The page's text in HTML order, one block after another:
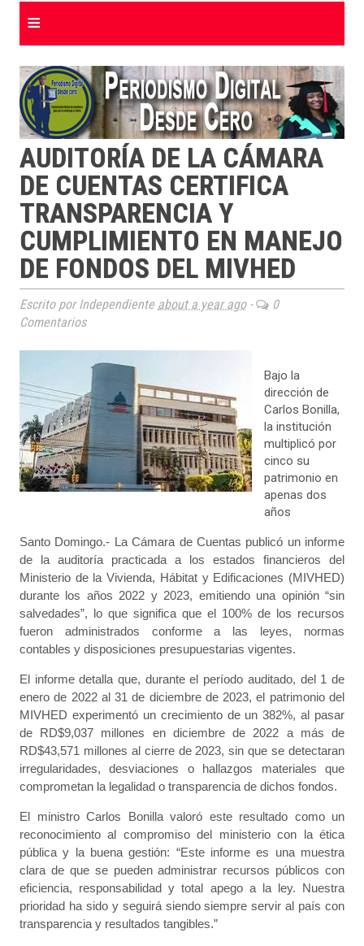
≡
AUDITORÍA DE LA CÁMARA
DE CUENTAS CERTIFICA
TRANSPARENCIA Y
CUMPLIMIENTO EN MANEJO
DE FONDOS DEL MIVHED
Escrito por Independiente about a year ago-
0
Comentarios
Bajo la
dirección de
Carlos Bonilla,
la institución
multiplicó por
cinco su
patrimonio en
apenas dos
años
Santo Domingo.- La Cámara de Cuentas publicó un informe
de la auditoría practicada a los estados financieros del
Ministerio de la Vivienda, Hábitat y Edificaciones (MIVHED)
durante los años 2022 y 2023, emitiendo una opinión “sin
salvedades”, lo que significa que el 100% de los recursos
fueron administrados conforme a las leyes, normas
contables y disposiciones presupuestarias vigentes.
El informe detalla que, durante el período auditado, del 1 de
enero de 2022 al 31 de diciembre de 2023, el patrimonio del
MIVHED experimentó un crecimiento de un 382%, al pasar
de RD$9,037 millones en diciembre de 2022 a más de
RD$43,571 millones al cierre de 2023, sin que se detectaran
irregularidades, desviaciones o hallazgos materiales que
comprometan la legalidad o transparencia de dichos fondos.
El ministro Carlos Bonilla valoró este resultado como un
reconocimiento al compromiso del ministerio con la ética
pública y la buena gestión: “Este informe es una muestra
clara de que se pueden administrar recursos públicos con
eficiencia, responsabilidad y total apego a la ley. Nuestra
prioridad ha sido y seguirá siendo siempre servir al país con
transparencia y resultados tangibles.”